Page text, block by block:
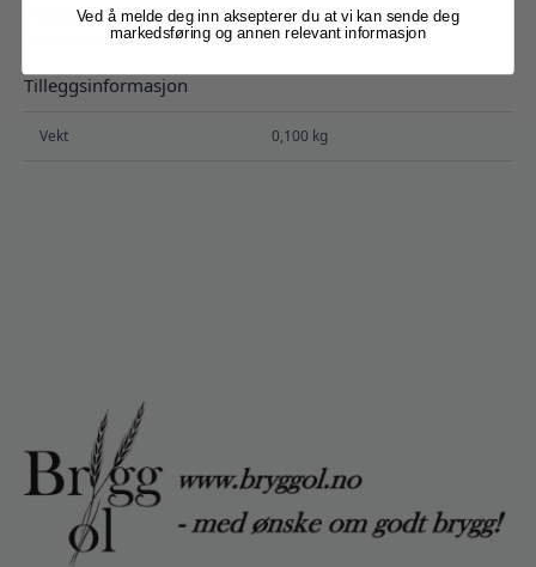
Tilleggsinformasjon Omtaler (0)
Tilleggsinformasjon
Vekt 0,100 kg
Ved å melde deg inn aksepterer du at vi kan sende deg
markedsføring og annen relevant informasjon